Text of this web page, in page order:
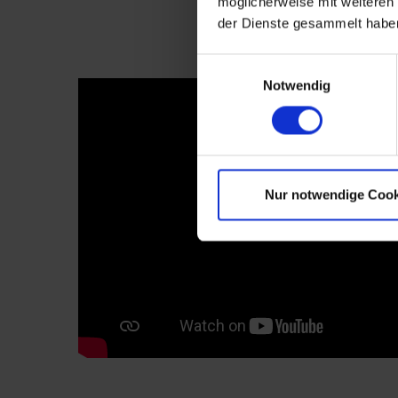
der Dienste gesammelt
Notwendig
Nur notwendige